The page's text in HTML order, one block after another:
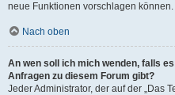
neue Funktionen vorschlagen können.
Nach oben
An wen soll ich mich wenden, falls
Anfragen zu diesem Forum gibt?
Jeder Administrator, der auf der „Das